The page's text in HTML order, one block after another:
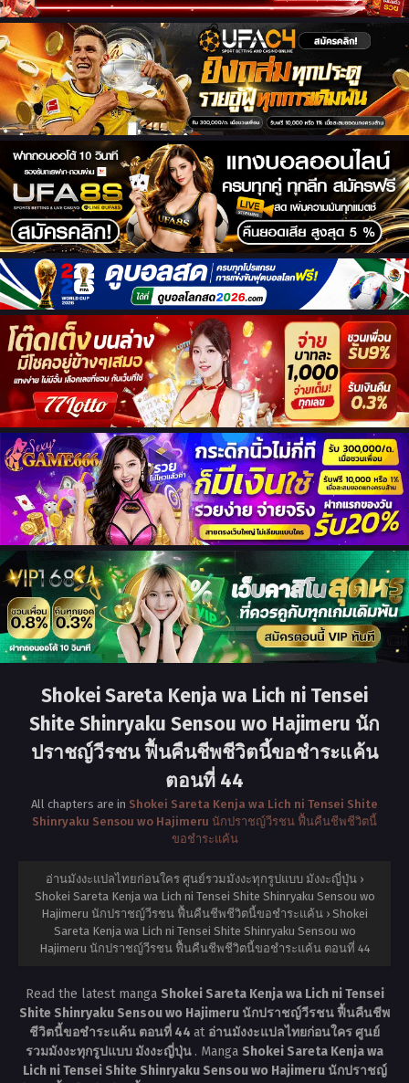
Shokei Sareta Kenja wa Lich ni Tensei
Shite Shinryaku Sensou wo Hajimeru นัก
ปราชญ์วีรชน ฟื้นคืนชีพชีวิตนี้ขอชำระแค้น
ตอนที่ 44
All chapters are in Shokei Sareta Kenja wa Lich ni Tensei Shite
Shinryaku Sensou wo Hajimeru นักปราชญ์วีรชน ฟื้นคืนชีพชีวิตนี้
ขอชำระแค้น
อ่านมังงะแปลไทยก่อนใคร ศูนย์รวมมังงะทุกรูปแบบ มังงะญี่ปุ่น ›
Shokei Sareta Kenja wa Lich ni Tensei Shite Shinryaku Sensou wo
Hajimeru นักปราชญ์วีรชน ฟื้นคืนชีพชีวิตนี้ขอชำระแค้น › Shokei
Sareta Kenja wa Lich ni Tensei Shite Shinryaku Sensou wo
Hajimeru นักปราชญ์วีรชน ฟื้นคืนชีพชีวิตนี้ขอชำระแค้น ตอนที่ 44
Read the latest manga Shokei Sareta Kenja wa Lich ni Tensei
Shite Shinryaku Sensou wo Hajimeru นักปราชญ์วีรชน ฟื้นคืนชีพ
ชีวิตนี้ขอชำระแค้น ตอนที่ 44 at อ่านมังงะแปลไทยก่อนใคร ศูนย์
รวมมังงะทุกรูปแบบ มังงะญี่ปุ่น . Manga Shokei Sareta Kenja wa
Lich ni Tensei Shite Shinryaku Sensou wo Hajimeru นักปราชญ์